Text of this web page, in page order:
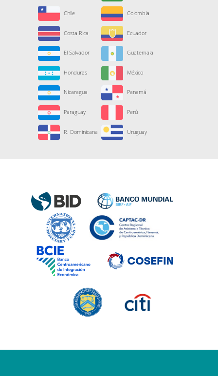
Chile Colombia
Costa Rica Ecuador
El Salvador Guatemala
Honduras México
Nicaragua Panamá
Paraguay Perú
R. Dominicana Uruguay